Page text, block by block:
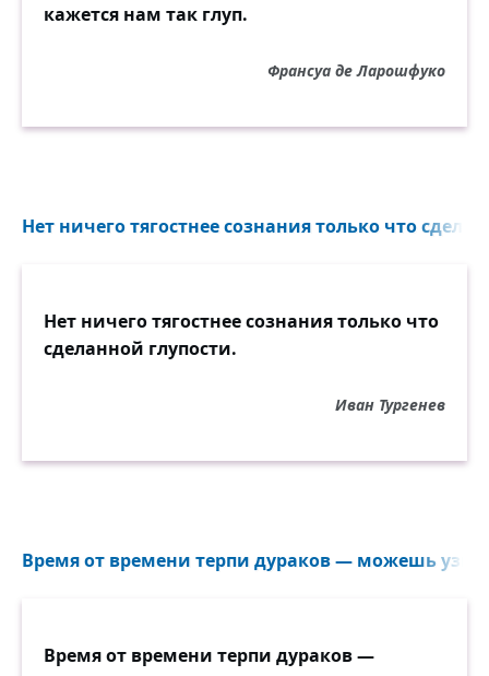
кажется нам так глуп.
Франсуа де Ларошфуко
Нет ничего тягостнее сознания только что
Нет ничего тягостнее сознания только что
сделанной глупости.
Иван Тургенев
Время от времени терпи дураков — можешь
Время от времени терпи дураков —